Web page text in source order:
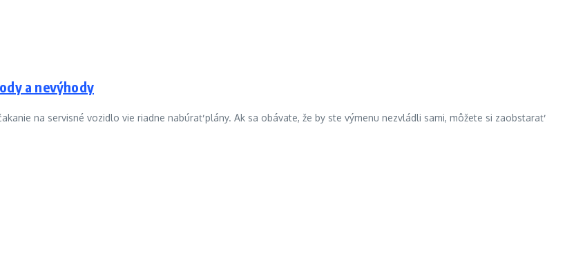
a nevýhody
na servisné vozidlo vie riadne nabúrať plány. Ak sa obávate, že by ste výmenu nezvládli sami, môžete si zaobstarať